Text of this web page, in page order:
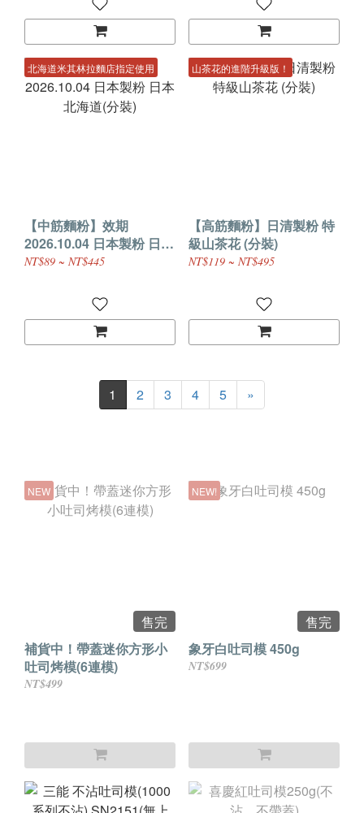
北海道米其林拉麵店指定使用
【中筋麵粉】效期
2026.10.04 日本製粉 日本
北海道(分裝)
NT$89 ~ NT$445
山茶花的進階升級版！
【高筋麵粉】日清製粉 特
級山茶花 (分裝)
NT$119 ~ NT$495
1 2 3 4 5 »
NEW
售完
補貨中！帶蓋迷你方形小
吐司烤模(6連模)
NT$499
NEW!
售完
象牙白吐司模 450g
NT$699